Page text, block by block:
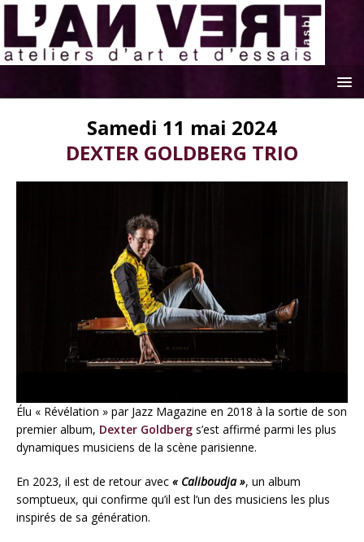
Samedi 11 mai 2024
DEXTER GOLDBERG TRIO
Élu « Révélation » par Jazz Magazine en 2018 à la sortie de son
premier album, Dexter Goldberg s’est affirmé parmi les plus
dynamiques musiciens de la scène parisienne.
En 2023, il est de retour avec « Caliboudja », un album
somptueux, qui confirme qu’il est l’un des musiciens les plus
inspirés de sa génération.